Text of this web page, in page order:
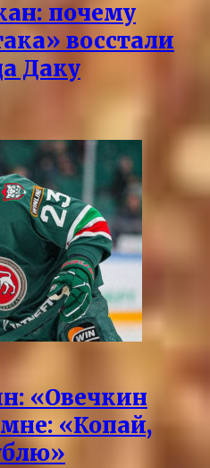
почему
восстали
Даку
«Овечкин
мне: «Копай,